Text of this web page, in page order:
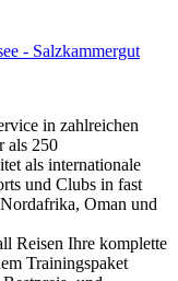
- Salzkammergut
in zahlreichen
als 250
als internationale
und Clubs in fast
Oman und
Reisen Ihre komplette
Trainingspaket